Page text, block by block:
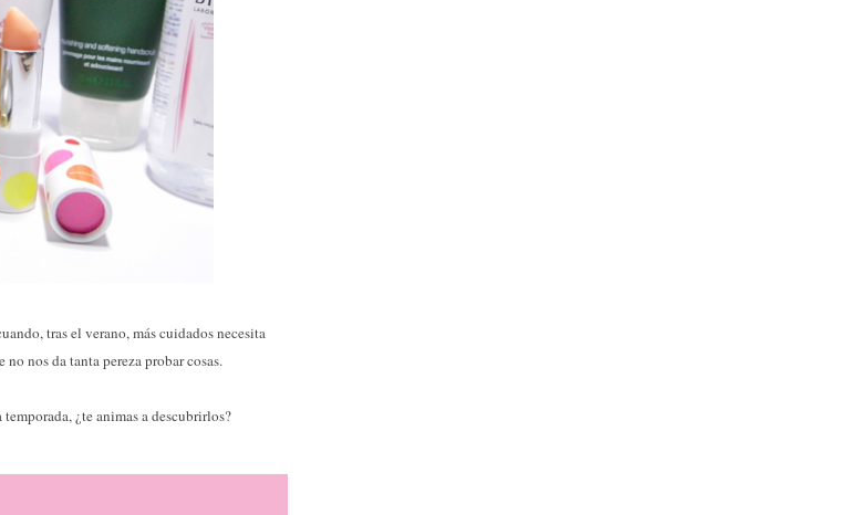
tras el verano, más cuidados necesita
nos da tanta pereza probar cosas.
¿te animas a descubrirlos?